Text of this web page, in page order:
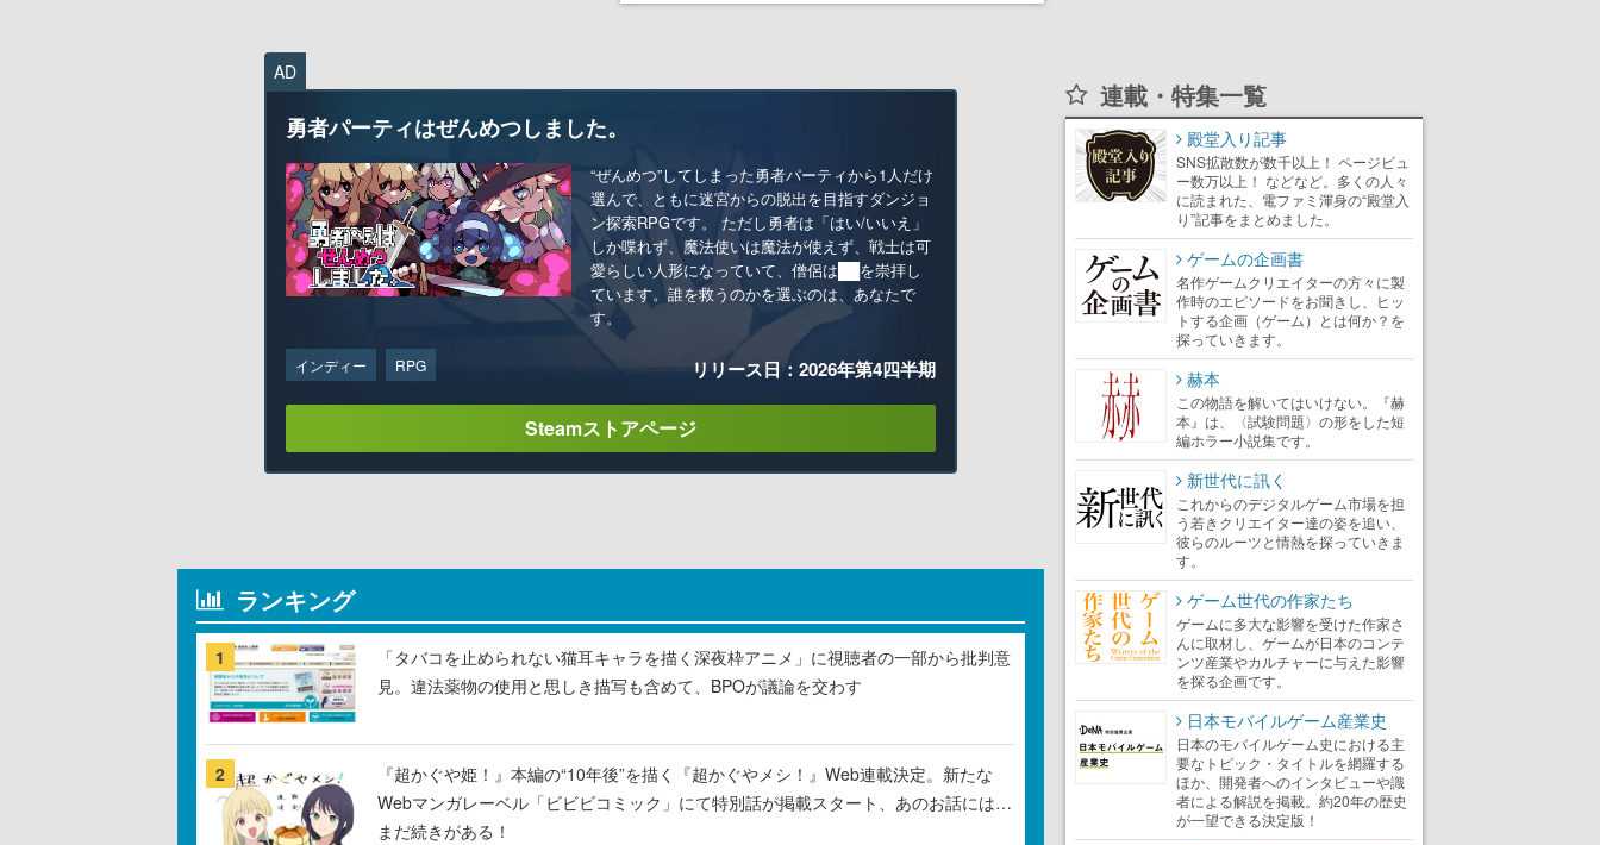
AD
勇者パーティはぜんめつしました。
“ぜんめつ”してしまった勇者パーティから1人だけ
選んで、ともに迷宮からの脱出を目指すダンジョ
ン探索RPGです。 ただし勇者は「はい/いいえ」
しか喋れず、魔法使いは魔法が使えず、戦士は可
愛らしい人形になっていて、僧侶は██を崇拝し
ています。誰を救うのかを選ぶのは、あなたで
す。
インディー RPG リリース日：2026年第4四半期
Steamストアページ
ランキング
1
「タバコを止められない猫耳キャラを描く深夜枠アニメ」に視聴者の一部から批判意
見。違法薬物の使用と思しき描写も含めて、BPOが議論を交わす
2
『超かぐや姫！』本編の“10年後”を描く『超かぐやメシ！』Web連載決定。新たな
Webマンガレーベル「ビビビコミック」にて特別話が掲載スタート、あのお話には…
まだ続きがある！
連載・特集一覧
殿堂入り記事
SNS拡散数が数千以上！ ページビュ
ー数万以上！ などなど。多くの人々
に読まれた、電ファミ渾身の“殿堂入
り”記事をまとめました。
ゲームの企画書
名作ゲームクリエイターの方々に製
作時のエピソードをお聞きし、ヒッ
トする企画（ゲーム）とは何か？を
探っていきます。
赫本
この物語を解いてはいけない。『赫
本』は、〈試験問題〉の形をした短
編ホラー小説集です。
新世代に訊く
これからのデジタルゲーム市場を担
う若きクリエイター達の姿を追い、
彼らのルーツと情熱を探っていきま
す。
ゲーム世代の作家たち
ゲームに多大な影響を受けた作家さ
んに取材し、ゲームが日本のコンテ
ンツ産業やカルチャーに与えた影響
を探る企画です。
日本モバイルゲーム産業史
日本のモバイルゲーム史における主
要なトピック・タイトルを網羅する
ほか、開発者へのインタビューや識
者による解説を掲載。約20年の歴史
が一望できる決定版！